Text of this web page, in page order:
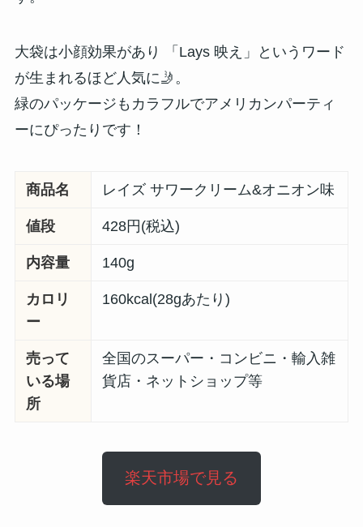
大袋は小顔効果があり 「Lays 映え」というワード
が生まれるほど人気に🤳。
緑のパッケージもカラフルでアメリカンパーティ
ーにぴったりです！
商品名 レイズ サワークリーム&オニオン味
値段 428円(税込)
内容量 140g
カロリ
ー
160kcal(28gあたり)
売って
いる場
所
全国のスーパー・コンビニ・輸入雑
貨店・ネットショップ等
楽天市場で見る